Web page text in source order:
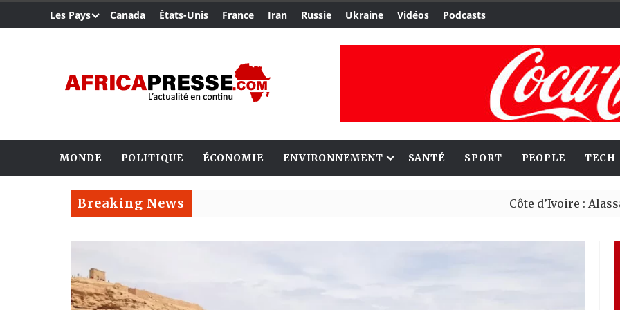
Les Pays Canada États-Unis France Iran Russie Ukraine Vidéos Podcasts
MONDE POLITIQUE ÉCONOMIE ENVIRONNEMENT SANTÉ SPORT PEOPLE TECH
Breaking News Côte d’Ivoire : Alassane